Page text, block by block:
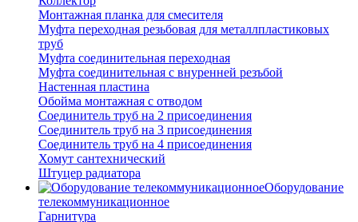
Монтажная планка для смесителя
Муфта переходная резьбовая для металлпластиковых
труб
Муфта соединительная переходная
Муфта соединительная с внуренней резъбой
Настенная пластина
Обойма монтажная с отводом
Соединитель труб на 2 присоединения
Соединитель труб на 3 присоединения
Соединитель труб на 4 присоединения
Хомут сантехнический
Штуцер радиатора
Оборудование
телекоммуникационное
Гарнитура